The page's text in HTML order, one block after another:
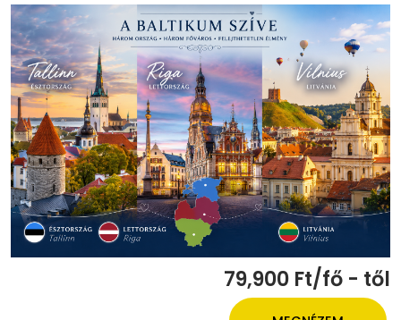
79,900 Ft/fő - től